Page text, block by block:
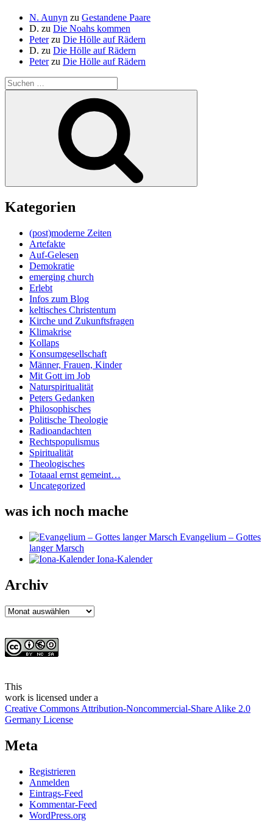
N. Aunyn zu Gestandene Paare
D. zu Die Noahs kommen
Peterzu Die Hölle auf Rädern
D. zu Die Hölle auf Rädern
Peterzu Die Hölle auf Rädern
Suche
nach:
Kategorien
(post)moderne Zeiten
Artefakte
Auf-Gelesen
Demokratie
emerging church
Erlebt
Infos zum Blog
keltisches Christentum
Kirche und Zukunftsfragen
Klimakrise
Kollaps
Konsumgesellschaft
Männer, Frauen, Kinder
Mit Gott im Job
Naturspiritualität
Peters Gedanken
Philosophisches
Politische Theologie
Radioandachten
Rechtspopulismus
Spiritualität
Theologisches
Totaaal ernst gemeint…
Uncategorized
was ich noch mache
Evangelium – Gottes
langer Marsch
Iona-Kalender
Archiv
Archiv
This
work is licensed under a
Creative Commons Attribution-Noncommercial-Share Alike 2.0
Germany License
Meta
Registrieren
Anmelden
Eintrags-Feed
Kommentar-Feed
WordPress.org